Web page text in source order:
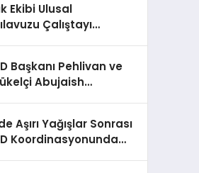
Ekibi Ulusal
Çalıştayı
Başkanı Pehlivan ve
Abujaish
Aşırı Yağışlar Sonrası
Koordinasyonunda